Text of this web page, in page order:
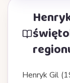
Henryk Gil